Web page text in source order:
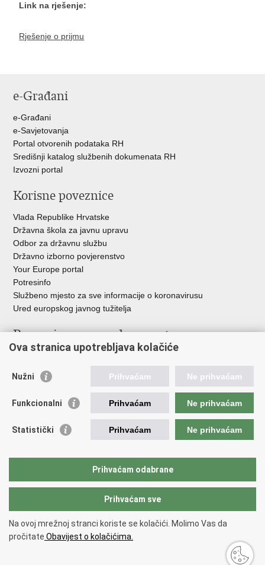
Link na rješenje:
Rješenje o prijmu
e-Građani
e-Građani
e-Savjetovanja
Portal otvorenih podataka RH
Središnji katalog službenih dokumenata RH
Izvozni portal
Korisne poveznice
Vlada Republike Hrvatske
Državna škola za javnu upravu
Odbor za državnu službu
Državno izborno povjerenstvo
Your Europe portal
Potresinfo
Službeno mjesto za sve informacije o koronavirusu
Ured europskog javnog tužitelja
Poveznice pravosudnog sustava
Državno odvjetništvo
Ured za suzbijanje korupcije i organiziranog kriminaliteta
Državnoodvjetničko vijeće
Hrvatska odvjetnička komora
Europski pravosudni portal
Copyright © 2026 Ministarstvo pravosuđa, uprave i digitalne
transformacije Republike Hrvatske.
pristupačnosti.
Ova stranica upotrebljava kolačiće
Nužni Prihvaćam Ne prihvaćam
Funkcionalni Prihvaćam Ne prihvaćam
Statistički Prihvaćam Ne prihvaćam
Prihvaćam odabrane
Prihvaćam sve
Na ovoj mrežnoj stranci koriste se kolačići. Molimo Vas da
pročitate Obavijest o kolačićima.